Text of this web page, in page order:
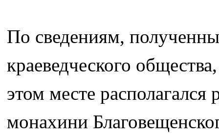
По сведениям,
краеведческого
этом месте
монахини